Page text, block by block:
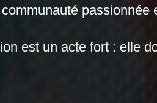
passionnée
est un acte fort : elle